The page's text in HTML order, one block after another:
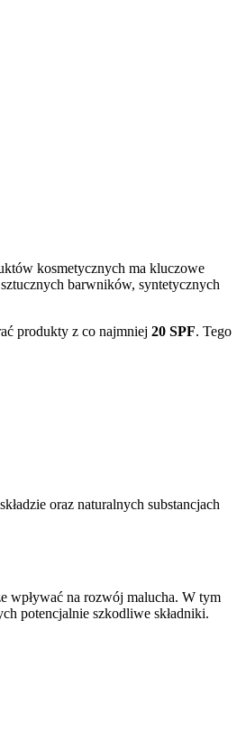
kosmetycznych ma kluczowe
barwników, syntetycznych
produkty z co najmniej 20 SPF. Tego
oraz naturalnych substancjach
wpływać na rozwój malucha. W tym
potencjalnie szkodliwe składniki.